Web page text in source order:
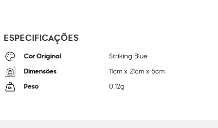
ESPECIFICAÇÕES
Cor Original Striking Blue
Dimensões 11cm x21cm x6cm
Peso 0.12g